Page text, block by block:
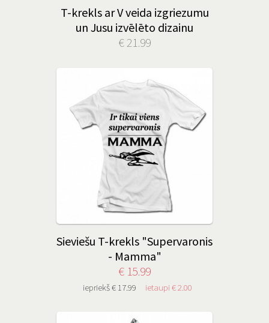
T-krekls ar V veida izgriezumu
un Jusu izvēlēto dizainu
€ 21.99
Sieviešu T-krekls "Supervaronis
- Mamma"
€ 15.99
iepriekš € 17.99 ietaupi € 2.00